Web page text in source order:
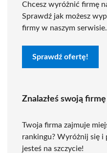
Chcesz wyróżnić firmę
Sprawdź jak możesz
firmy w naszym serwisie.
Sprawdź ofertę!
Znalazłeś swoją
Twoja firma zajmuje
rankingu? Wyróżnij się i
jesteś na szczycie!